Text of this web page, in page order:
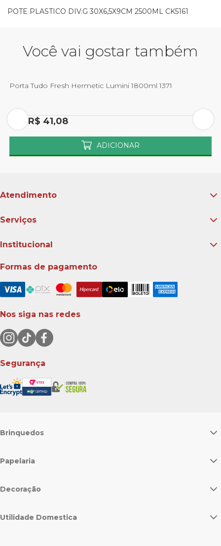
POTE PLASTICO DIV.G 30X6,5X9CM 2500ML CK5161
Você vai gostar também
Porta Tudo Fresh Hermetic Lumini 1800ml 1371
Por R$ 41,08
ADICIONAR
Atendimento
Serviços
Institucional
Formas de pagamento
Nos siga nas redes
Segurança
Brinquedos
Papelaria
Decoração
Utilidade Domestica